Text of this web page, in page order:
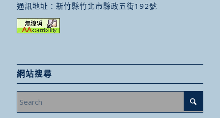
通訊地址： 新竹縣竹北市縣政五街192號
網站搜尋